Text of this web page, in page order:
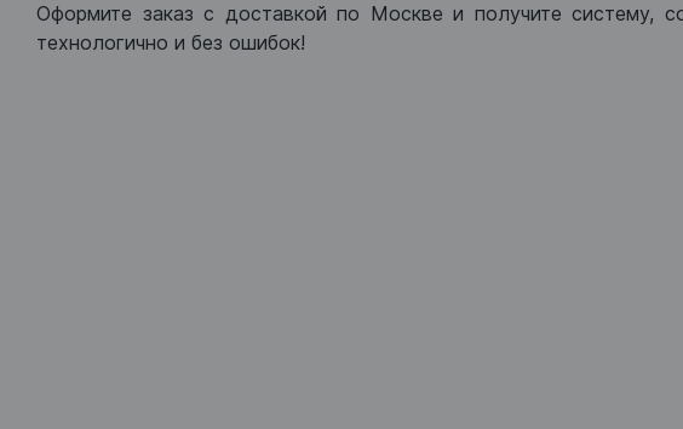
Оформите заказ с доставкой по Москве и получите систему,
технологично и без ошибок!